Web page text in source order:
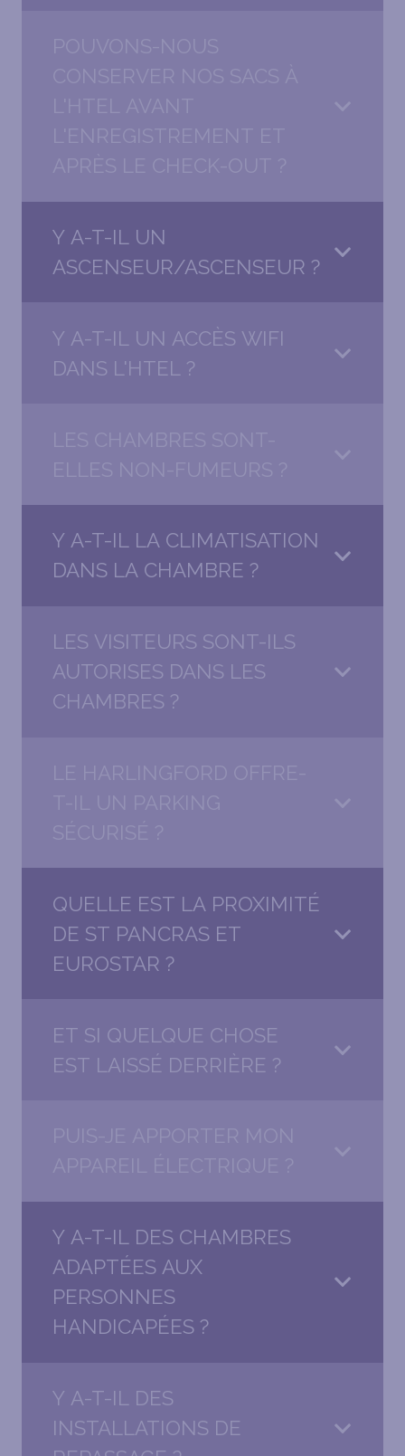
Y A-T-IL UN
ASCENSEUR/ASCENSEUR ?
Y A-T-IL UN ACCÈS WIFI
DANS L'HTEL ?
Y A-T-IL LA CLIMATISATION
DANS LA CHAMBRE ?
LES VISITEURS SONT-ILS
AUTORISES DANS LES
CHAMBRES ?
QUELLE EST LA PROXIMITÉ
DE ST PANCRAS ET
EUROSTAR ?
ET SI QUELQUE CHOSE
EST LAISSÉ DERRIÈRE ?
Y A-T-IL DES CHAMBRES
ADAPTÉES AUX
PERSONNES
HANDICAPÉES ?
Y A-T-IL DES
INSTALLATIONS DE